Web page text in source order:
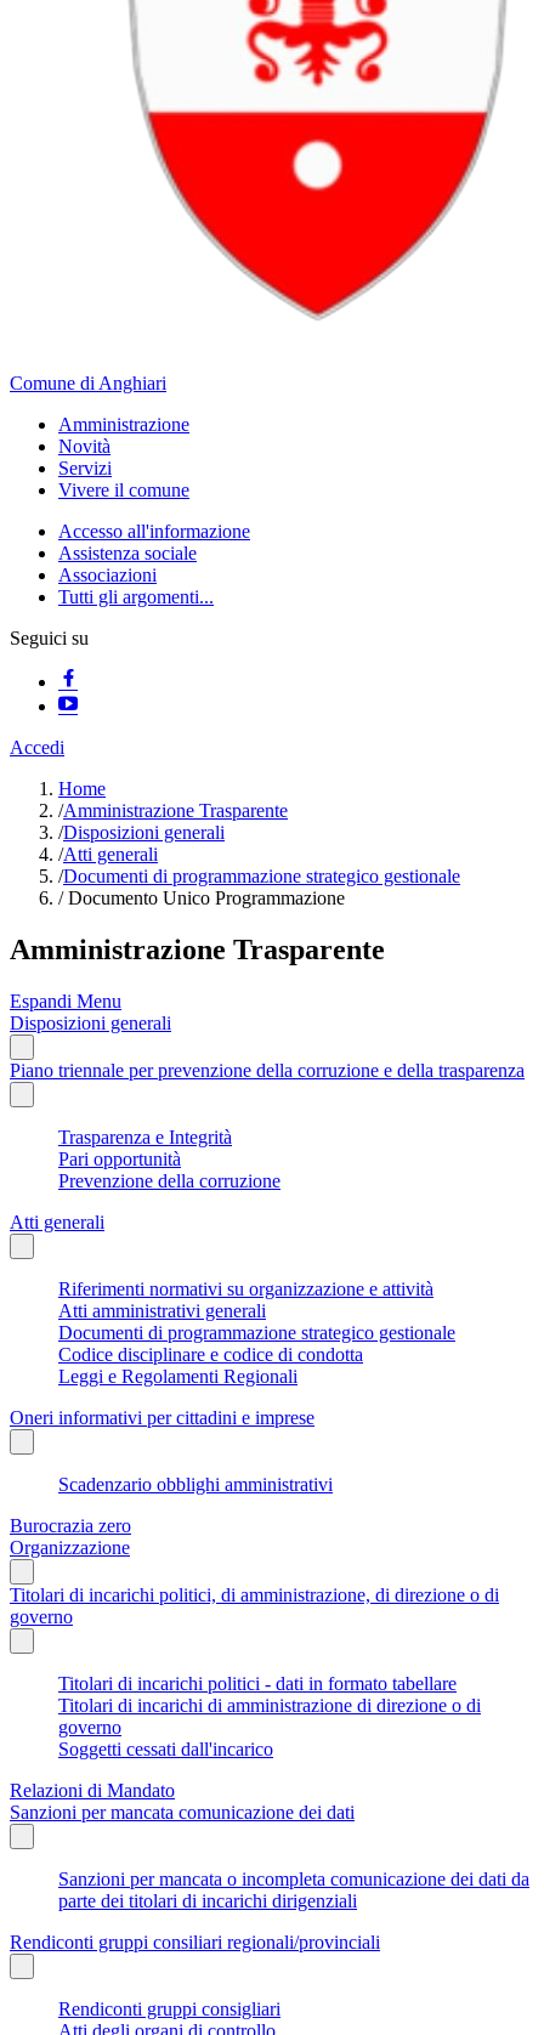
Comune di Anghiari
Amministrazione
Novità
Servizi
Vivere il comune
Accesso all'informazione
Assistenza sociale
Associazioni
Tutti gli argomenti...
Seguici su
Accedi
Home
/Amministrazione Trasparente
/Disposizioni generali
/Atti generali
/Documenti di programmazione strategico gestionale
/Documento Unico Programmazione
Amministrazione Trasparente
Espandi Menu
Disposizioni generali
Piano triennale per prevenzione della corruzione e della trasparenza
Trasparenza e Integrità
Pari opportunità
Prevenzione della corruzione
Atti generali
Riferimenti normativi su organizzazione e attività
Atti amministrativi generali
Documenti di programmazione strategico gestionale
Codice disciplinare e codice di condotta
Leggi e Regolamenti Regionali
Oneri informativi per cittadini e imprese
Scadenzario obblighi amministrativi
Burocrazia zero
Organizzazione
Titolari di incarichi politici, di amministrazione, di direzione o di
governo
Titolari di incarichi politici - dati in formato tabellare
Titolari di incarichi di amministrazione di direzione o di
governo
Soggetti cessati dall'incarico
Relazioni di Mandato
Sanzioni per mancata comunicazione dei dati
Sanzioni per mancata o incompleta comunicazione dei dati da
parte dei titolari di incarichi dirigenziali
Rendiconti gruppi consiliari regionali/provinciali
Rendiconti gruppi consigliari
Atti degli organi di controllo